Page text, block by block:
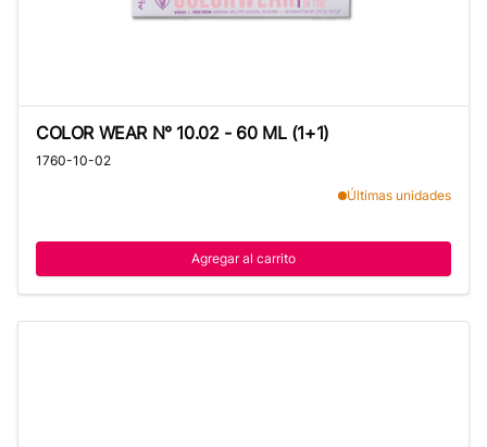
COLOR WEAR N° 10.02 - 60 ML (1+1)
1760-10-02
Últimas unidades
Agregar al carrito